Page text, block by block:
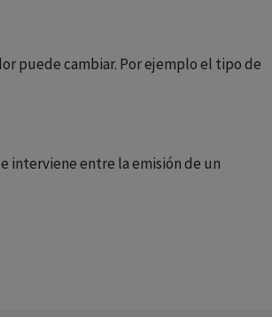
puede cambiar. Por ejemplo el tipo de
interviene entre la emisión de un